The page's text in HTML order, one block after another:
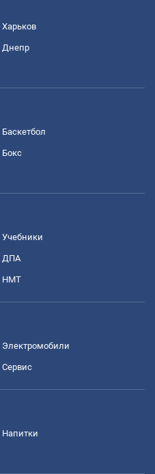
Харьков
Днепр
Баскетбол
Бокс
Учебники
ДПА
НМТ
Электромобили
Сервис
Напитки